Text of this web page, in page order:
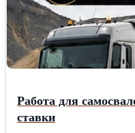
Работа для
ставки